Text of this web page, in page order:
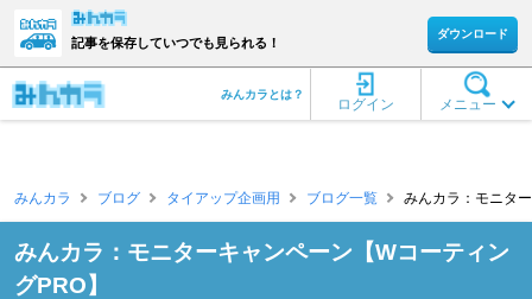
記事を保存していつでも見られる！
ダウンロード
メニュー
ログイン
みんカラとは？
みんカラ ブログ タイアップ企画用 ブログ一覧 みんカラ：モニタ
みんカラ：モニターキャンペーン【Wコーティン
グPRO】